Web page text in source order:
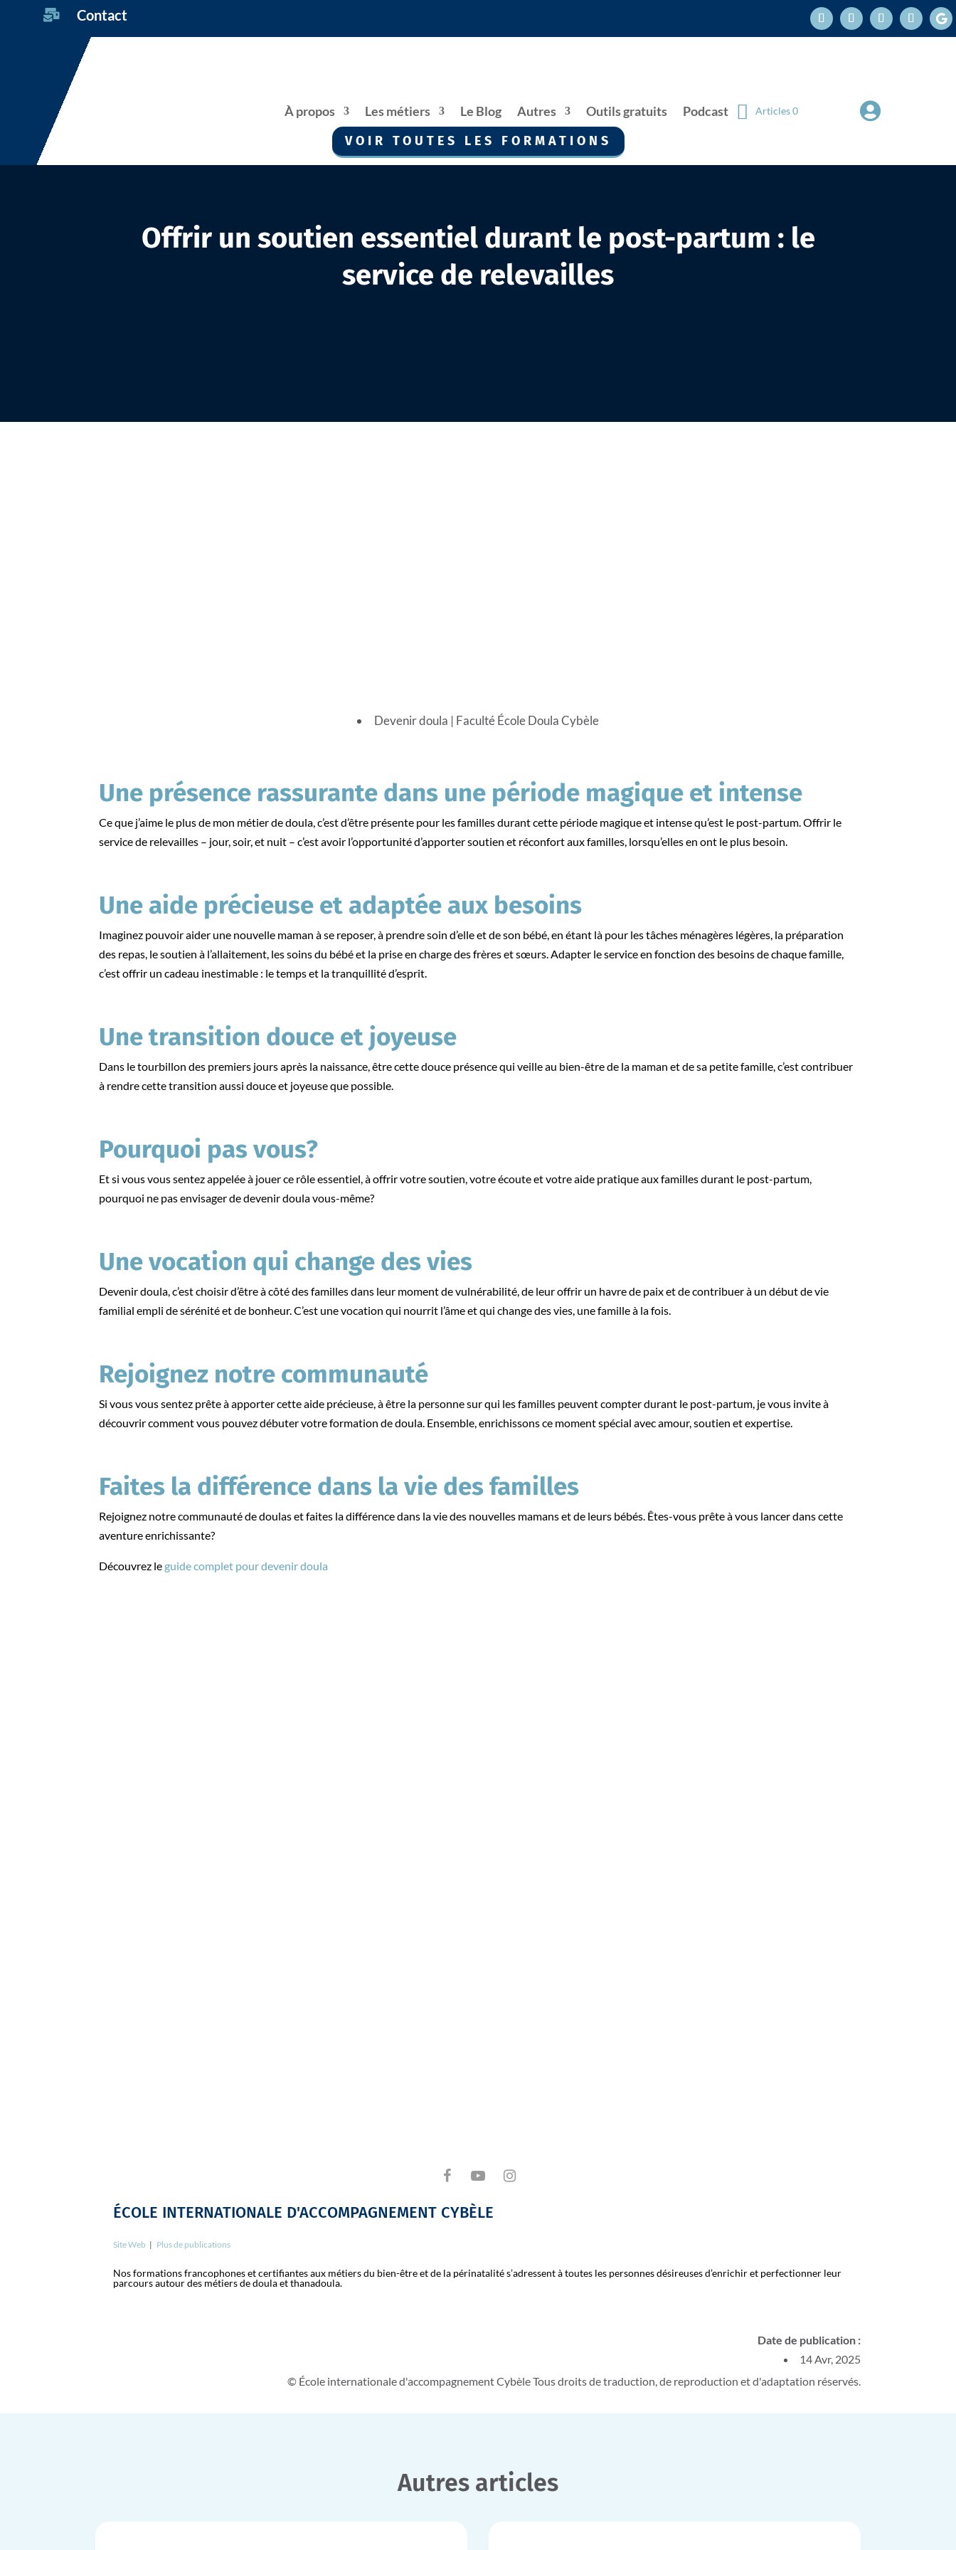
 Contact
À propos Les métiers Le Blog Autres Outils gratuits Podcast Articles 0 
VOIR TOUTES LES FORMATIONS
Offrir un soutien essentiel durant le post-partum : le
service de relevailles
Devenir doula | Faculté École Doula Cybèle
Une présence rassurante dans une période magique et intense
Ce que j’aime le plus de mon métier de doula, c’est d’être présente pour les familles durant cette période magique et intense qu’est le post-partum. Offrir le
service de relevailles – jour, soir, et nuit – c’est avoir l’opportunité d’apporter soutien et réconfort aux familles, lorsqu’elles en ont le plus besoin.
Une aide précieuse et adaptée aux besoins
Imaginez pouvoir aider une nouvelle maman à se reposer, à prendre soin d’elle et de son bébé, en étant là pour les tâches ménagères légères, la préparation
des repas, le soutien à l’allaitement, les soins du bébé et la prise en charge des frères et sœurs. Adapter le service en fonction des besoins de chaque famille,
c’est offrir un cadeau inestimable : le temps et la tranquillité d’esprit.
Une transition douce et joyeuse
Dans le tourbillon des premiers jours après la naissance, être cette douce présence qui veille au bien-être de la maman et de sa petite famille, c’est contribuer
à rendre cette transition aussi douce et joyeuse que possible.
Pourquoi pas vous?
Et si vous vous sentez appelée à jouer ce rôle essentiel, à offrir votre soutien, votre écoute et votre aide pratique aux familles durant le post-partum,
pourquoi ne pas envisager de devenir doula vous-même?
Une vocation qui change des vies
Devenir doula, c’est choisir d’être à côté des familles dans leur moment de vulnérabilité, de leur offrir un havre de paix et de contribuer à un début de vie
familial empli de sérénité et de bonheur. C’est une vocation qui nourrit l’âme et qui change des vies, une famille à la fois.
Rejoignez notre communauté
Si vous vous sentez prête à apporter cette aide précieuse, à être la personne sur qui les familles peuvent compter durant le post-partum, je vous invite à
découvrir comment vous pouvez débuter votre formation de doula. Ensemble, enrichissons ce moment spécial avec amour, soutien et expertise.
Faites la différence dans la vie des familles
Rejoignez notre communauté de doulas et faites la différence dans la vie des nouvelles mamans et de leurs bébés. Êtes-vous prête à vous lancer dans cette
aventure enrichissante?
Découvrez le guide complet pour devenir doula
ÉCOLE INTERNATIONALE D'ACCOMPAGNEMENT CYBÈLE
Site Web | Plus de publications
Nos formations francophones et certifiantes aux métiers du bien-être et de la périnatalité s’adressent à toutes les personnes désireuses d’enrichir et perfectionner leur
parcours autour des métiers de doula et thanadoula.
Date de publication :
14 Avr, 2025
© École internationale d'accompagnement Cybèle Tous droits de traduction, de reproduction et d'adaptation réservés.
Autres articles